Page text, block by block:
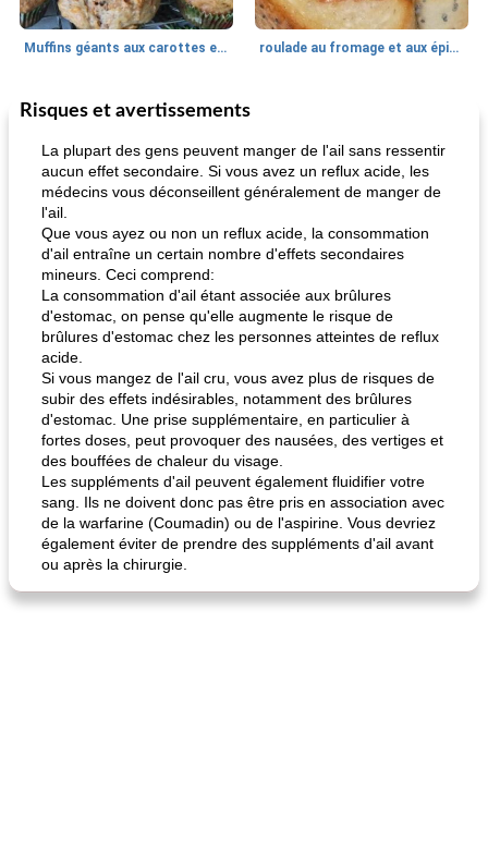
Muffins géants aux carottes et à la banane de Nif roulade au fromage et aux épinards
30min
Marques de confiance: recettes et
astuces
fiesta tostadas le méga's jopp joes
Risques et avertissements
La plupart des gens peuvent manger de l'ail sans ressentir
aucun effet secondaire. Si vous avez un reflux acide, les
médecins vous déconseillent généralement de manger de
l'ail.
Que vous ayez ou non un reflux acide, la consommation
d'ail entraîne un certain nombre d'effets secondaires
mineurs. Ceci comprend:
La consommation d'ail étant associée aux brûlures
d'estomac, on pense qu'elle augmente le risque de
brûlures d'estomac chez les personnes atteintes de reflux
acide.
Si vous mangez de l'ail cru, vous avez plus de risques de
subir des effets indésirables, notamment des brûlures
d'estomac. Une prise supplémentaire, en particulier à
fortes doses, peut provoquer des nausées, des vertiges et
des bouffées de chaleur du visage.
Les suppléments d'ail peuvent également fluidifier votre
sang. Ils ne doivent donc pas être pris en association avec
de la warfarine (Coumadin) ou de l'aspirine. Vous devriez
également éviter de prendre des suppléments d'ail avant
ou après la chirurgie.